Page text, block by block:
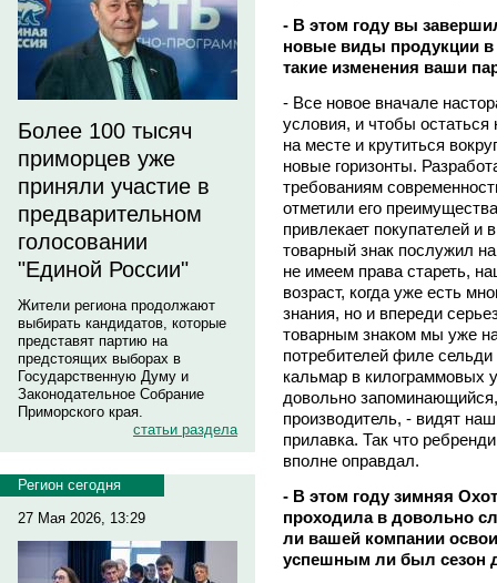
Более 100 тысяч
приморцев уже
приняли участие в
предварительном
голосовании
"Единой России"
Жители региона продолжают
выбирать кандидатов, которые
представят партию на
предстоящих выборах в
Государственную Думу и
Законодательное Собрание
Приморского края.
статьи раздела
Регион сегодня
27 Мая 2026, 13:29
- В этом году вы
новые виды продукции в
такие изменения ваши
- Все новое вначале
условия, и чтобы остаться
на месте и крутиться
новые горизонты.
требованиям
отметили его
привлекает покупателей
товарный знак послужил
не имеем права стареть,
возраст, когда уже есть
знания, но и впереди
товарным знаком мы уже
потребителей филе
кальмар в килограммовых
довольно
производитель, - видят
прилавка. Так что
вполне оправдал.
- В этом году зимняя
проходила в довольно
ли вашей компании
успешным ли был сезон